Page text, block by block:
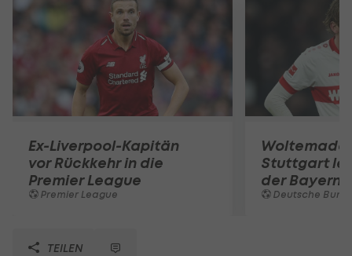
Ex-Liverpool-Kapitän
vor Rückkehr in die
Premier League
Premier League
Stuttgart
der Bayern
Deutsche
TEILEN